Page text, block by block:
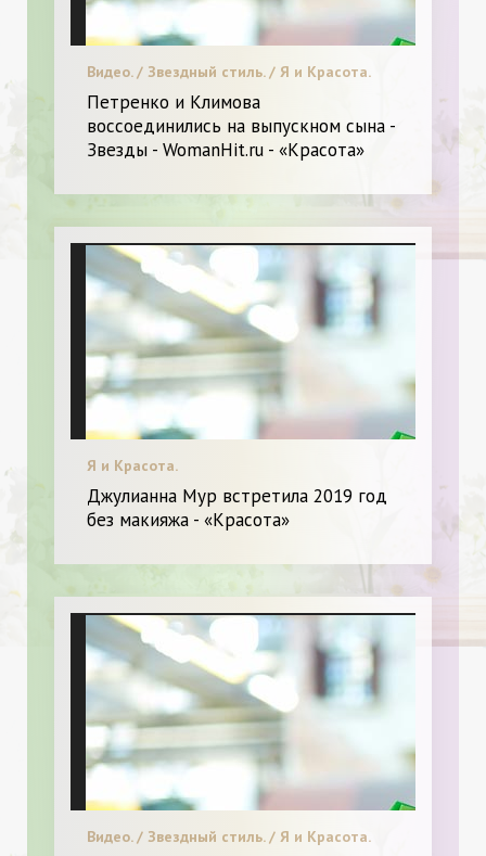
Видео. / Звездный стиль. / Я и Красота.
Петренко и Климова
воссоединились на выпускном сына -
Звезды - WomanHit.ru - «Красота»
Я и Красота.
Джулианна Мур встретила 2019 год
без макияжа - «Красота»
Видео. / Звездный стиль. / Я и Красота.